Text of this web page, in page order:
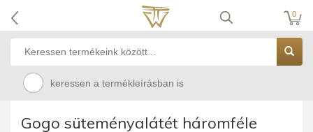
0
keressen a termékleírásban is
Gogo süteményalátét háromféle